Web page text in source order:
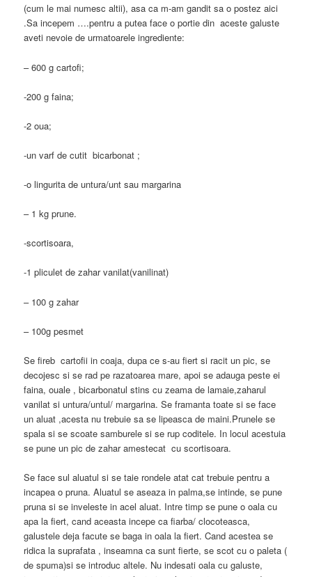
(cum le mai numesc altii), asa ca m-am gandit sa o postez aici
.Sa incepem ….pentru a putea face o portie din aceste galuste
aveti nevoie de urmatoarele ingrediente:
– 600 g cartofi;
-200 g faina;
-2 oua;
-un varf de cutit bicarbonat ;
-o lingurita de untura/unt sau margarina
– 1 kg prune.
-scortisoara,
-1 pliculet de zahar vanilat(vanilinat)
– 100 g zahar
– 100g pesmet
Se fireb cartofii in coaja, dupa ce s-au fiert si racit un pic, se
decojesc si se rad pe razatoarea mare, apoi se adauga peste ei
faina, ouale , bicarbonatul stins cu zeama de lamaie,zaharul
vanilat si untura/untul/ margarina. Se framanta toate si se face
un aluat ,acesta nu trebuie sa se lipeasca de maini.Prunele se
spala si se scoate samburele si se rup coditele. In locul acestuia
se pune un pic de zahar amestecat cu scortisoara.
Se face sul aluatul si se taie rondele atat cat trebuie pentru a
incapea o pruna. Aluatul se aseaza in palma,se intinde, se pune
pruna si se inveleste in acel aluat. Intre timp se pune o oala cu
apa la fiert, cand aceasta incepe ca fiarba/ clocoteasca,
galustele deja facute se baga in oala la fiert. Cand acestea se
ridica la suprafata , inseamna ca sunt fierte, se scot cu o paleta (
de spuma)si se introduc altele. Nu indesati oala cu galuste,